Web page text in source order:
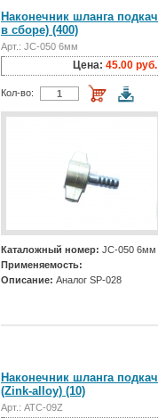
Наконечник шланга
в сборе) (400)
Арт.: JC-050 6мм
Цена: 45.00 руб.
Кол-во:
Каталожный номер: JC-050 6мм
Применяемость:
Описание: Аналог SP-028
Наконечник шланга
(Zink-alloy) (10)
Арт.: АТС-09Z